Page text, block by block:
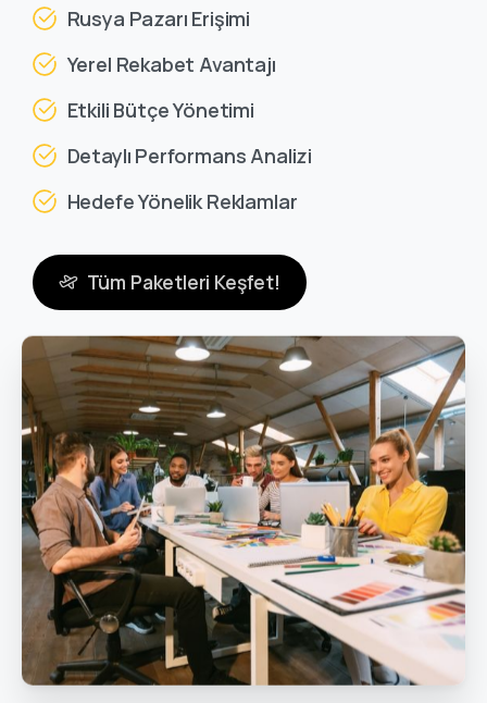
Rusya Pazarı Erişimi
Yerel Rekabet Avantajı
Etkili Bütçe Yönetimi
Detaylı Performans Analizi
Hedefe Yönelik Reklamlar
Tüm Paketleri Keşfet!